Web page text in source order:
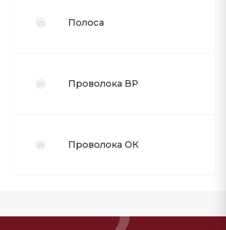
Полоса
Проволока ВР
Проволока ОК